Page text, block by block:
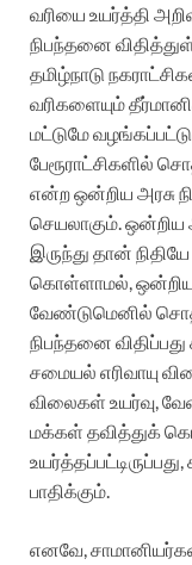
வரியை உயர்த்தி
நிபந்தனை
தமிழ்நாடு
வரிகளையும்
மட்டுமே
பேரூராட்சிகளில்
என்ற ஒன்றிய அரசு
செயலாகும். ஒன்றிய
இருந்து தான்
கொள்ளாமல், ஒன்றிய
வேண்டுமெனில்
நிபந்தனை
சமையல் எரிவாயு
விலைகள் உயர்வு,
மக்கள் தவித்துக்
பாதிக்கும்.
எனவே,